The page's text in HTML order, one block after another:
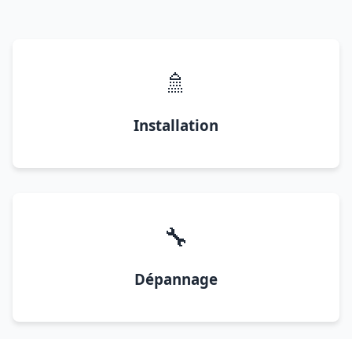
🚿
Installation
🔧
Dépannage